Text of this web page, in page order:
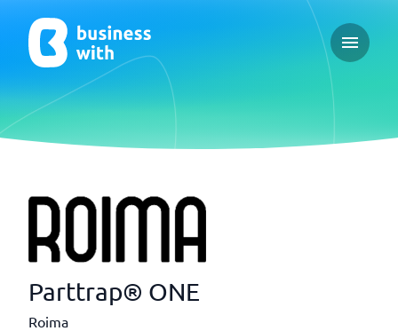
Open
Parttrap® ONE
Roima